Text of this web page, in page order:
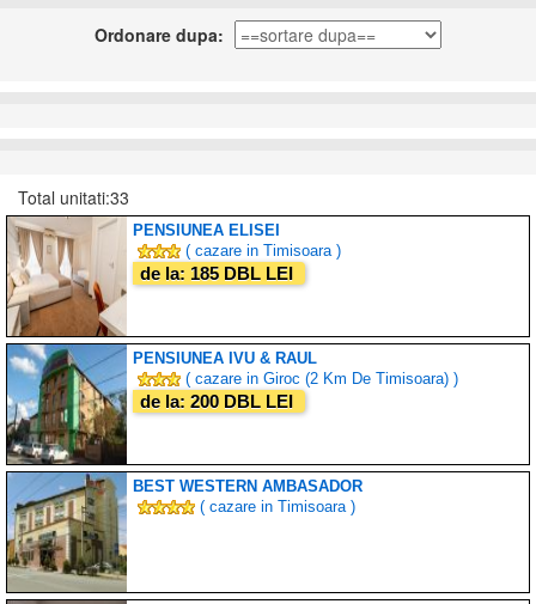
Ordonare dupa:
Total unitati:33
PENSIUNEA ELISEI
( cazare in Timisoara )
de la: 185 DBL LEI
PENSIUNEA IVU & RAUL
( cazare in Giroc (2 Km De Timisoara) )
de la: 200 DBL LEI
BEST WESTERN AMBASADOR
( cazare in Timisoara )